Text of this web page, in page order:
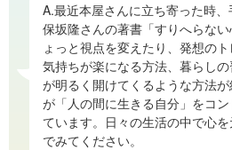
A.最近本屋さんに立ち寄った時
保坂隆さんの著書「すりへらな
ょっと視点を変えたり、発想の
気持ちが楽になる方法、暮らし
が明るく開けてくるような方法
が「人の間に生きる自分」をコ
ています。日々の生活の中で心
でみてください。